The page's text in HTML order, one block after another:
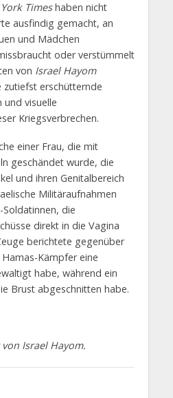
Timeshaben nicht
ausfindig gemacht, an
und Mädchen
oder verstümmelt
von Israel Hayom
zutiefst erschütternde
und visuelle
Kriegsverbrechen.
einer Frau, die mit
geschändet wurde, die
und ihren Genitalbereich
Militäraufnahmen
die
direkt in die Vagina
berichtete gegenüber
Kämpfer eine
habe, während ein
Brust abgeschnitten habe.
Israel Hayom.